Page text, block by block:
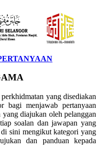
yang disediakan
bagi menjawab pertanyaan
yang diajukan oleh pelanggan
soalan dan jawapan yang
sini mengikut kategori yang
dan panduan kepada